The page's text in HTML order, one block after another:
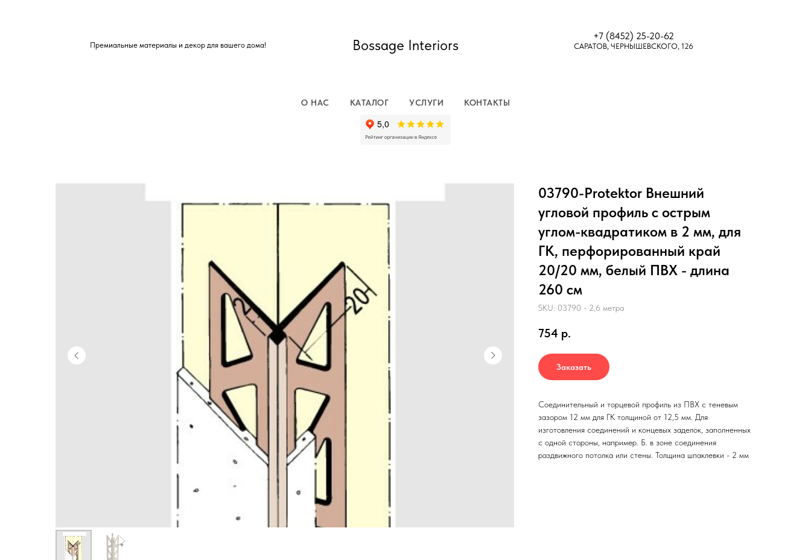
Bossage Interiors
Премиальные материалы и декор для вашего дома!
+7 (8452) 25-20-62
САРАТОВ, ЧЕРНЫШЕВСКОГО, 126
О НАС КАТАЛОГ УСЛУГИ КОНТАКТЫ
03790-Protektor Внешний
угловой профиль с острым
углом-квадратиком в 2 мм, для
ГК, перфорированный край
20/20 мм, белый ПВХ - длина
260 см
SKU: 03790 - 2,6 метра
754 р.
Заказать
Соединительный и торцевой профиль из ПВХ с теневым
зазором 12 мм для ГК толщиной от 12,5 мм. Для
изготовления соединений и концевых заделок, заполненных
с одной стороны, например. Б. в зоне соединения
раздвижного потолка или стены. Толщина шпаклевки - 2 мм